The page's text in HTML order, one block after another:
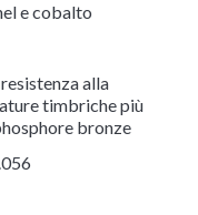
e cobalto
alla
timbriche più
bronze